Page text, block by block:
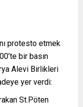
protesto etmek
bir basın
Alevi Birlikleri
yer verdi:
St.Pöten